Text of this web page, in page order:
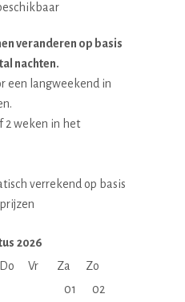
veranderen op basis
nachten.
een langweekend in
2 weken in het
verrekend op basis
2026
Do Vr Za
Zo
01
02